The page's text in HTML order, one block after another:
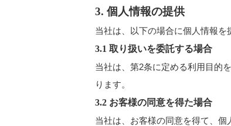
3. 個人情報の提供
当社は、以下の場合に個人情報を
3.1 取り扱いを委託する場合
当社は、第2条に定める利用目的
ります。
3.2 お客様の同意を得た場合
当社は、お客様の同意を得て、個